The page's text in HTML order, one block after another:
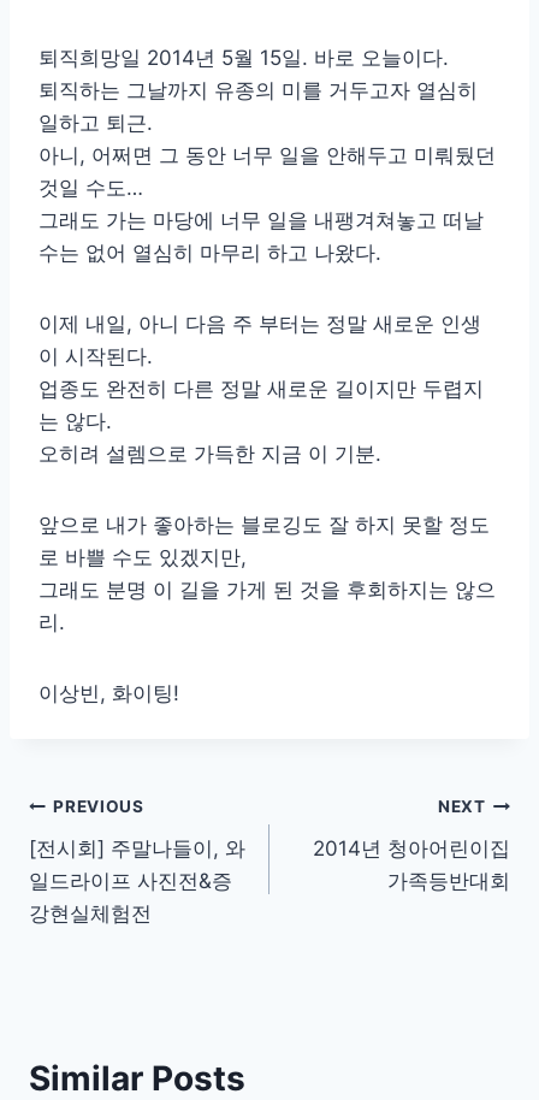
퇴직희망일 2014년 5월 15일. 바로 오늘이다.
퇴직하는 그날까지 유종의 미를 거두고자 열심히
일하고 퇴근.
아니, 어쩌면 그 동안 너무 일을 안해두고 미뤄뒀던
것일 수도…
그래도 가는 마당에 너무 일을 내팽겨쳐놓고 떠날
수는 없어 열심히 마무리 하고 나왔다.
이제 내일, 아니 다음 주 부터는 정말 새로운 인생
이 시작된다.
업종도 완전히 다른 정말 새로운 길이지만 두렵지
는 않다.
오히려 설렘으로 가득한 지금 이 기분.
앞으로 내가 좋아하는 블로깅도 잘 하지 못할 정도
로 바쁠 수도 있겠지만,
그래도 분명 이 길을 가게 된 것을 후회하지는 않으
리.
이상빈, 화이팅!
Post
navigation
PREVIOUS
[전시회] 주말나들이, 와
일드라이프 사진전&증
강현실체험전
NEXT
2014년 청아어린이집
가족등반대회
Similar Posts